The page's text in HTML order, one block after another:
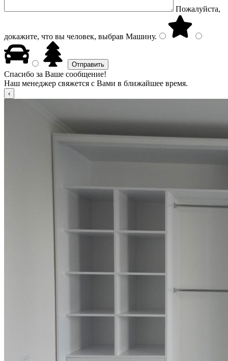
Пожалуйста,
докажите, что вы человек, выбрав Машину.
Спасибо за Ваше сообщение!
Наш менеджер свяжется с Вами в ближайшее время.